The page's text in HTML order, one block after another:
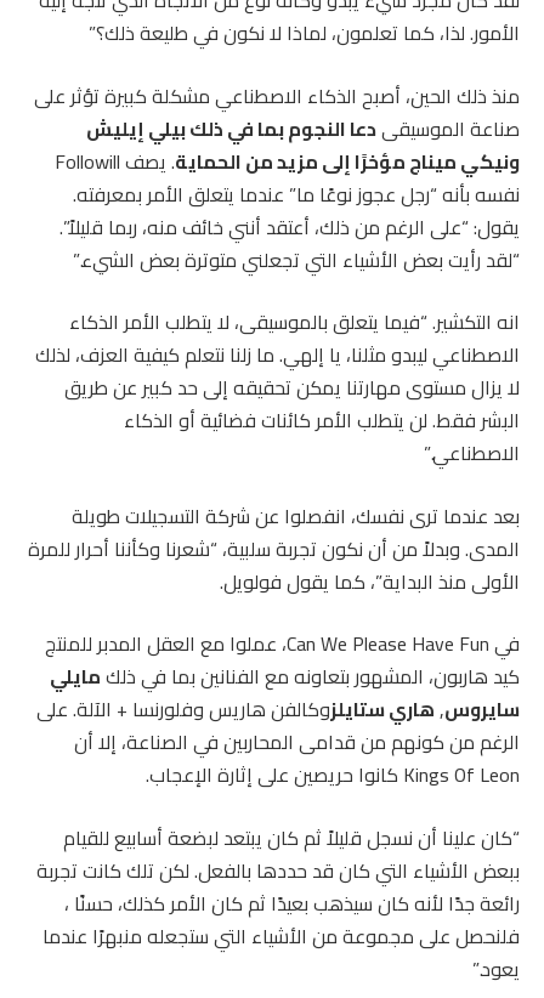
الأمور. لذا، كما تعلمون، لماذا لا نكون في طليعة ذلك؟”
منذ ذلك الحين، أصبح الذكاء الاصطناعي مشكلة كبيرة تؤثر على
صناعة الموسيقىدعا النجوم بما في ذلك بيلي إيليش
ونيكي ميناج مؤخرًا إلى مزيد من الحماية
. يصف Followill
نفسه بأنه “رجل عجوز نوعًا ما” عندما يتعلق الأمر بمعرفته.
يقول: “على الرغم من ذلك، أعتقد أنني خائف منه، ربما قليلاً”.
“لقد رأيت بعض الأشياء التي تجعلني متوترة بعض الشيء.”
انه التكشير. “فيما يتعلق بالموسيقى، لا يتطلب الأمر الذكاء
الاصطناعي ليبدو مثلنا، يا إلهي. ما زلنا نتعلم كيفية العزف، لذلك
لا يزال مستوى مهارتنا يمكن تحقيقه إلى حد كبير عن طريق
البشر فقط. لن يتطلب الأمر كائنات فضائية أو الذكاء
الاصطناعي.”
بعد عندما ترى نفسك، انفصلوا عن شركة التسجيلات طويلة
المدى. وبدلاً من أن نكون تجربة سلبية، “شعرنا وكأننا أحرار للمرة
الأولى منذ البداية”، كما يقول فولويل.
في Can We Please Have Fun، عملوا مع العقل المدبر للمنتج
كيد هاربون، المشهور بتعاونه مع الفنانين بما في ذلكمايلي
سايروس,هاري ستايلزوكالفن هاريس وفلورنسا + الآلة. على
الرغم من كونهم من قدامى المحاربين في الصناعة، إلا أن
Kings Of Leon كانوا حريصين على إثارة الإعجاب.
“كان علينا أن نسجل قليلاً ثم كان يبتعد لبضعة أسابيع للقيام
ببعض الأشياء التي كان قد حددها بالفعل. لكن تلك كانت تجربة
رائعة جدًا لأنه كان سيذهب بعيدًا ثم كان الأمر كذلك، حسنًا ،
فلنحصل على مجموعة من الأشياء التي ستجعله منبهرًا عندما
يعود.”